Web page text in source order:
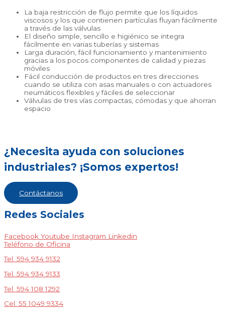
La baja restricción de flujo permite que los líquidos
viscosos y los que contienen partículas fluyan fácilmente
a través de las válvulas
El diseño simple, sencillo e higiénico se integra
fácilmente en varias tuberías y sistemas
Larga duración, fácil funcionamiento y mantenimiento
gracias a los pocos componentes de calidad y piezas
móviles
Fácil conducción de productos en tres direcciones
cuando se utiliza con asas manuales o con actuadores
neumáticos flexibles y fáciles de seleccionar
Válvulas de tres vías compactas, cómodas y que ahorran
espacio
¿Necesita ayuda con soluciones
industriales? ¡Somos expertos!
Contáctanos
Redes Sociales
Facebook Youtube Instagram Linkedin
Teléfono de Oficina
Tel. 594 934 9132
Tel. 594 934 9133
Tel. 594 108 1292
Cel. 55 1049 9334